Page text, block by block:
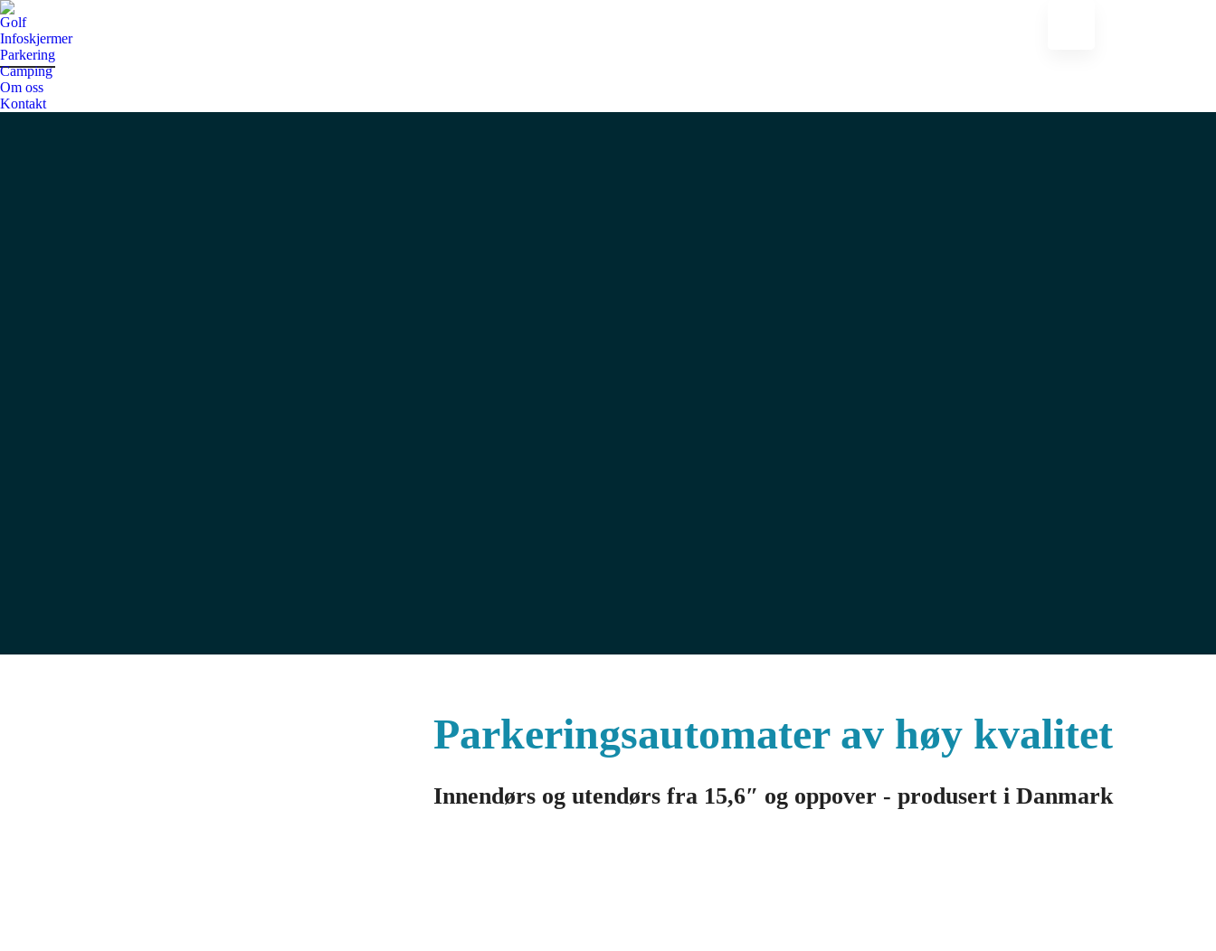
Golf
Infoskjermer
Parkering
Camping
Om oss
Kontakt
Parkeringsautomater av høy kvalitet
Innendørs og utendørs fra 15,6″ og oppover - produsert i Danmark